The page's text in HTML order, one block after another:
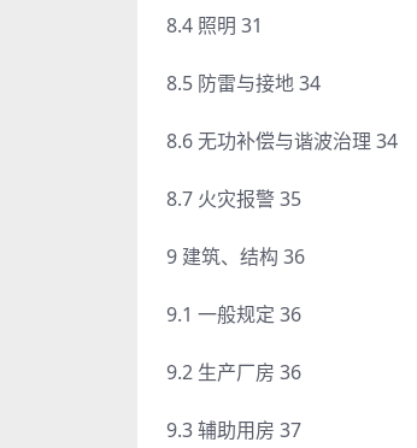
8.4 照明 31
8.5 防雷与接地 34
8.6 无功补偿与谐波治理 34
8.7 火灾报警 35
9 建筑、结构 36
9.1 一般规定 36
9.2 生产厂房 36
9.3 辅助用房 37